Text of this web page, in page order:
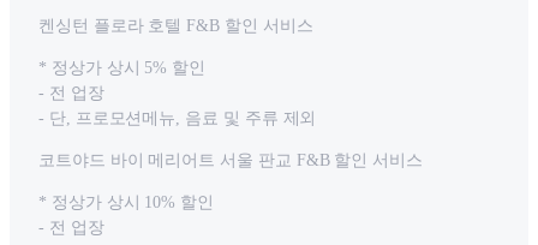
켄싱턴 플로라 호텔 F&B 할인 서비스
* 정상가 상시 5% 할인
- 전 업장
- 단, 프로모션메뉴, 음료 및 주류 제외
코트야드 바이 메리어트 서울 판교 F&B 할인 서비스
* 정상가 상시 10% 할인
- 전 업장